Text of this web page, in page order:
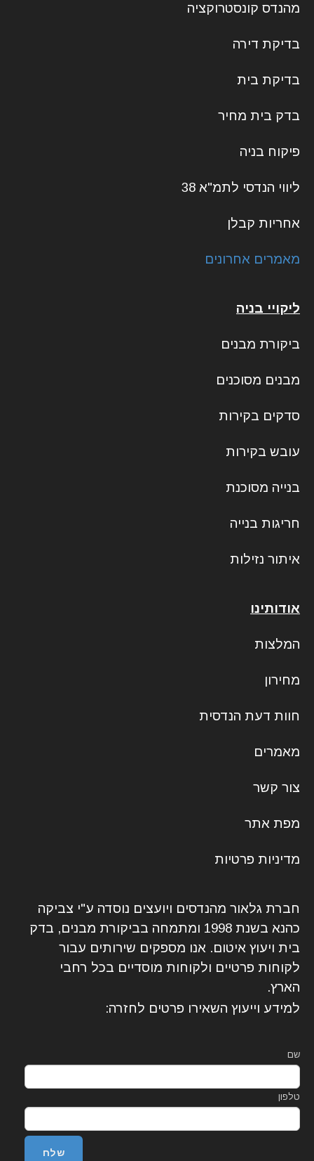
מהנדס קונסטרוקציה
בדיקת דירה
בדיקת בית
בדק בית מחיר
פיקוח בניה
ליווי הנדסי לתמ"א 38
אחריות קבלן
מאמרים אחרונים
ליקויי בניה
ביקורת מבנים
מבנים מסוכנים
סדקים בקירות
עובש בקירות
בנייה מסוכנת
חריגות בנייה
איתור נזילות
אודותינו
המלצות
מחירון
חוות דעת הנדסית
מאמרים
צור קשר
מפת אתר
מדיניות פרטיות
חברת גלאור מהנדסים ויועצים נוסדה ע"י צביקה
כהנא בשנת 1998 ומתמחה בביקורת מבנים, בדק
בית ויעוץ איטום. אנו מספקים שירותים עבור
לקוחות פרטיים ולקוחות מוסדיים בכל רחבי
הארץ.
למידע וייעוץ השאירו פרטים לחזרה:
שם
טלפון